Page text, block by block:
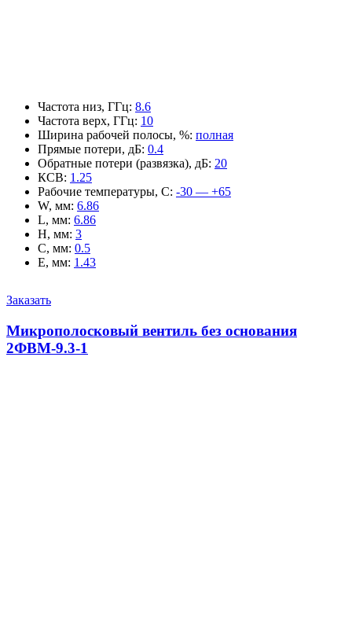
Частота низ, ГГц: 8.6
Частота верх, ГГц: 10
Ширина рабочей полосы, %: полная
Прямые потери, дБ: 0.4
Обратные потери (развязка), дБ: 20
КСВ: 1.25
Рабочие температуры, С: -30 — +65
W, мм: 6.86
L, мм: 6.86
H, мм: 3
C, мм: 0.5
E, мм: 1.43
Заказать
Микрополосковый вентиль без основания
2ФВМ-9.3-1